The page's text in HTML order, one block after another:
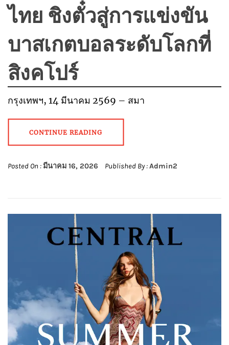
ไทย ชิงตั๋วสู่การแข่งขัน
บาสเกตบอลระดับโลกที่
สิงคโปร์
กรุงเทพฯ, 14 มีนาคม 2569 – สมา
CONTINUE READING
Posted On : มีนาคม 16, 2026 Published By :Admin2